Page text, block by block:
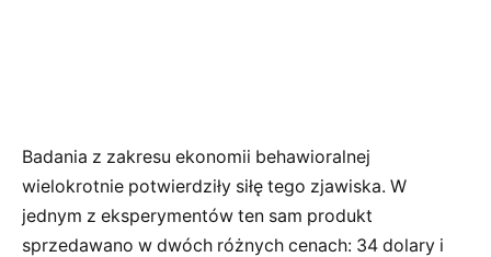
Badania z zakresu ekonomii behawioralnej
wielokrotnie potwierdziły siłę tego zjawiska. W
jednym z eksperymentów ten sam produkt
sprzedawano w dwóch różnych cenach: 34 dolary i